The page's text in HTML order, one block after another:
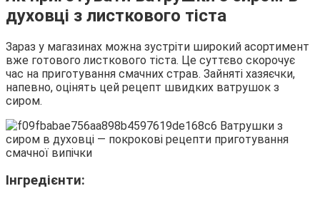
духовці з листкового тіста
Зараз у магазинах можна зустріти широкий асортимент
вже готового листкового тіста. Це суттєво скорочує
час на приготування смачних страв. Зайняті хазяєчки,
напевно, оцінять цей рецепт швидких ватрушок з
сиром.
Інгредієнти: